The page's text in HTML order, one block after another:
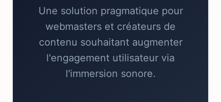
Une solution pragmatique pour
webmasters et créateurs de
contenu souhaitant augmenter
l'engagement utilisateur via
l'immersion sonore.